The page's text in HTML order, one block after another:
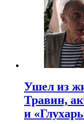
Ушел из
Травин,
и